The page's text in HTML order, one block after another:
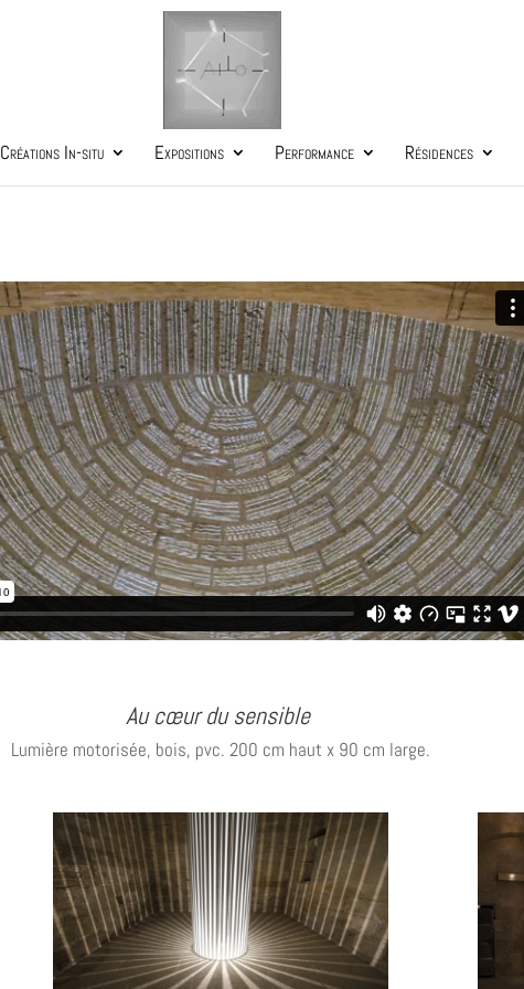
Créations In-situ Expositions Performance Résidences
Au cœur du sensible
Lumière motorisée, bois, pvc. 200 cm haut x 90 cm large.